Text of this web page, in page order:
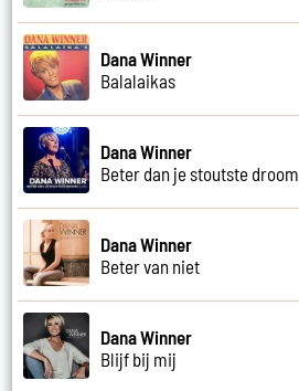
Dana Winner
Balalaikas
Dana Winner
Beter dan je stoutste droom
Dana Winner
Beter van niet
Dana Winner
Blijf bij mij